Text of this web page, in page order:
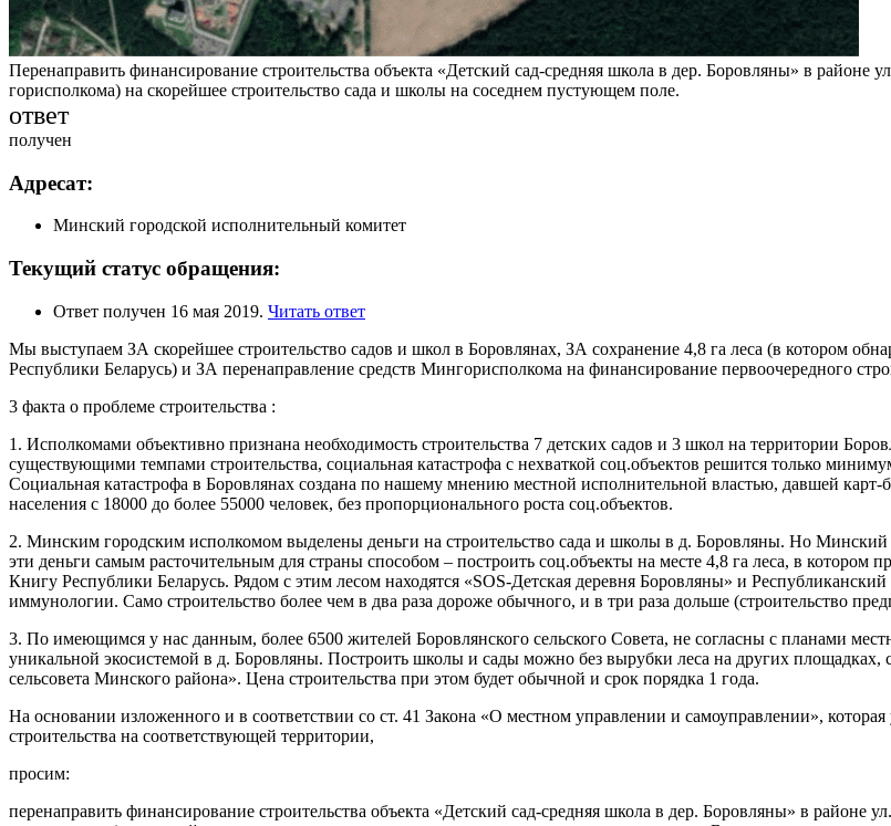
Перенаправить финансирование строительства объекта «Детский сад-средняя школа в дер. Боровляны» в районе
горисполкома) на скорейшее строительство сада и школы на соседнем пустующем поле.
ответ
получен
Адресат:
Минский городской исполнительный комитет
Текущий статус обращения:
Ответ получен 16 мая 2019. Читать ответ
Мы выступаем ЗА скорейшее строительство садов и школ в Боровлянах, ЗА сохранение 4,8 га леса (в котором
Республики Беларусь) и ЗА перенаправление средств Мингорисполкома на финансирование первоочередного
3 факта о проблеме строительства :
1. Исполкомами объективно признана необходимость строительства 7 детских садов и 3 школ на территории
существующими темпами строительства, социальная катастрофа с нехваткой соц.объектов решится только
Социальная катастрофа в Боровлянах создана по нашему мнению местной исполнительной властью, давшей
населения с 18000 до более 55000 человек, без пропорционального роста соц.объектов.
2. Минским городским исполкомом выделены деньги на строительство сада и школы в д. Боровляны. Но
эти деньги самым расточительным для страны способом – построить соц.объекты на месте 4,8 га леса, в
Книгу Республики Беларусь. Рядом с этим лесом находятся «SOS-Детская деревня Боровляны» и
иммунологии. Само строительство более чем в два раза дороже обычного, и в три раза дольше (строительство
3. По имеющимся у нас данным, более 6500 жителей Боровлянского сельского Совета, не согласны с планами
уникальной экосистемой в д. Боровляны. Построить школы и сады можно без вырубки леса на других площадках,
сельсовета Минского района». Цена строительства при этом будет обычной и срок порядка 1 года.
На основании изложенного и в соответствии со ст. 41 Закона «О местном управлении и самоуправлении»,
строительства на соответствующей территории,
просим:
перенаправить финансирование строительства объекта «Детский сад-средняя школа в дер. Боровляны» в районе